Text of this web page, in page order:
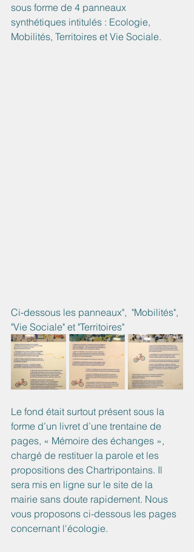
sous forme de 4 panneaux
synthétiques intitulés : Ecologie,
Mobilités, Territoires et Vie Sociale.
Ci-dessous les panneaux",  "Mobilités",
"Vie Sociale" et "Territoires"
Le fond était surtout présent sous la
forme d’un livret d’une trentaine de
pages, « Mémoire des échanges »,
chargé de restituer la parole et les
propositions des Chartripontains. Il
sera mis en ligne sur le site de la
mairie sans doute rapidement. Nous
vous proposons ci-dessous les pages
concernant l'écologie.